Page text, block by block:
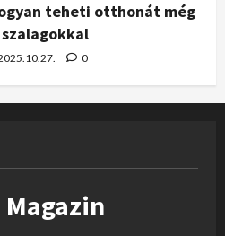
teheti otthonát még
0